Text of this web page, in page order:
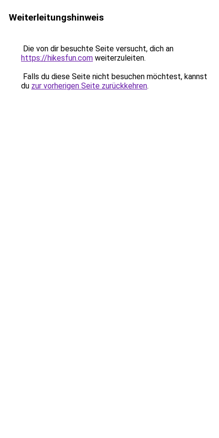
Weiterleitungshinweis
Die von dir besuchte Seite versucht, dich an
https://hikesfun.com weiterzuleiten.
Falls du diese Seite nicht besuchen möchtest, kannst
du zur vorherigen Seite zurückkehren.